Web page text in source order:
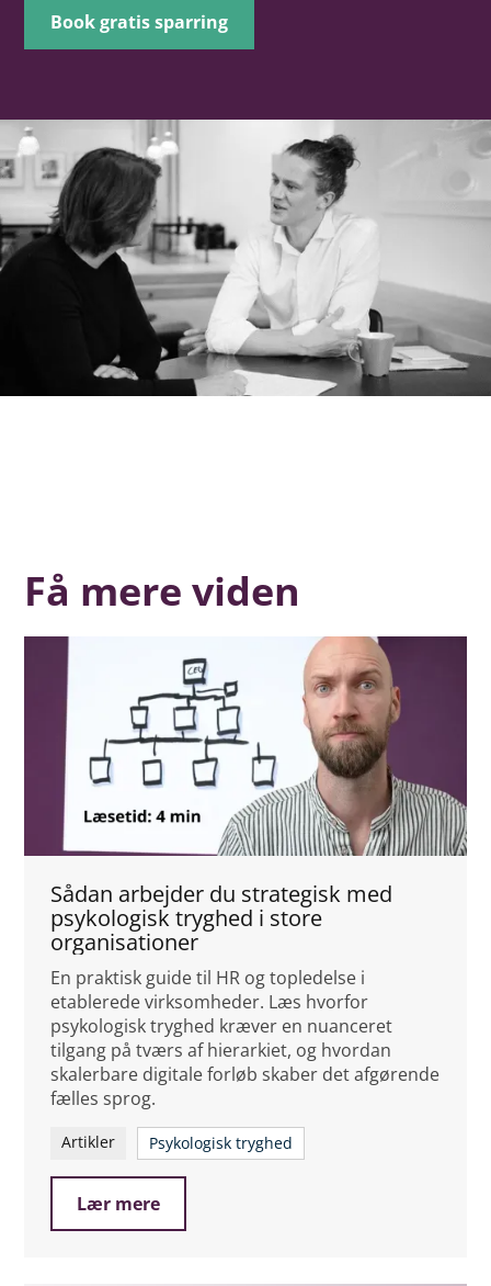
Book gratis sparring
Få mere viden
Sådan arbejder du strategisk med
psykologisk tryghed i store
organisationer
En praktisk guide til HR og topledelse i
etablerede virksomheder. Læs hvorfor
psykologisk tryghed kræver en nuanceret
tilgang på tværs af hierarkiet, og hvordan
skalerbare digitale forløb skaber det afgørende
fælles sprog.
Artikler Psykologisk tryghed
Lær mere